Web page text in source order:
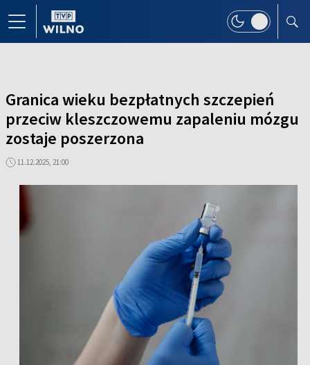
Granica wieku bezpłatnych szczepień
przeciw kleszczowemu zapaleniu mózgu
zostaje poszerzona
11.12.2025, 21:00